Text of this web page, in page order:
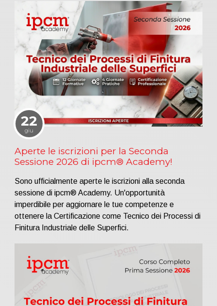
22
giu
Aperte le iscrizioni per la Seconda
Sessione 2026 di ipcm® Academy!
Sono ufficialmente aperte le iscrizioni alla seconda
sessione di ipcm® Academy. Un'opportunità
imperdibile per aggiornare le tue competenze e
ottenere la Certificazione come Tecnico dei Processi di
Finitura Industriale delle Superfici.